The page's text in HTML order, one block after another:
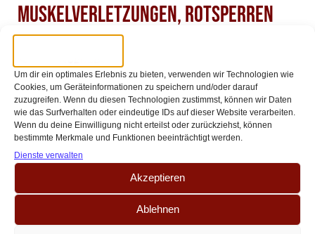
Um dir ein optimales Erlebnis zu bieten, verwenden wir Technologien wie
Cookies, um Geräteinformationen zu speichern und/oder darauf
zuzugreifen. Wenn du diesen Technologien zustimmst, können wir Daten
wie das Surfverhalten oder eindeutige IDs auf dieser Website verarbeiten.
Wenn du deine Einwilligung nicht erteilst oder zurückziehst, können
bestimmte Merkmale und Funktionen beeinträchtigt werden.
Dienste verwalten
Akzeptieren
Ablehnen
Muskelverletzungen, Rotsperren
und Systemumstellungen – Warum
die FC-Defensive trotzdem Mut
macht
Seit der Horror-Verletzung von Abwehrchef Timo Hübers ist die Defensive
beim FC eine Dauerbaustelle. Auf der Suche nach seiner besten
Abwehrkette musste Kwasniok immer wieder[…]